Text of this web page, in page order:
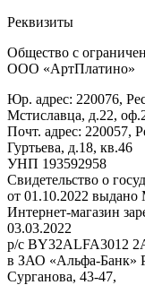
Реквизиты
Общество с
ООО «АртПлатино»
Юр. адрес: 220076,
Мстиславца, д.22,
Почт. адрес: 220057,
Гуртьева, д.18, кв.46
УНП 193592958
Свидетельство о
от 01.10.2022
Интернет-магазин
03.03.2022
р/с BY32ALFA3012
в ЗАО «Альфа-Банк»
Сурганова, 43-47,